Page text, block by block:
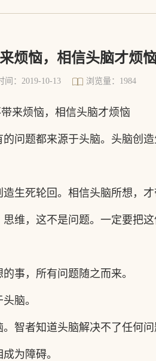
烦恼，相信头脑才烦
间：2019-10-13 浏览量：1984
来烦恼，相信头脑才烦恼
问题都来源于头脑。头脑创
生死轮回。相信头脑所想，才
维，这不是问题。一定要把
事，所有问题随之而来。
脑。
智者知道头脑解决不了任何问
为障碍。